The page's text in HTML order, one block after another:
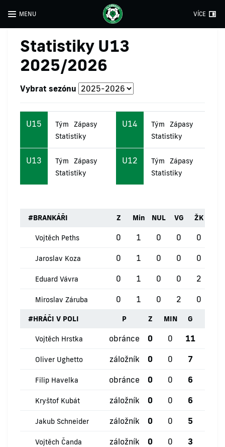
MENU VÍCE
Statistiky U13
2025/2026
Vybrat sezónu
U15 Tým
Zápasy
Statistiky
U14 Tým
Zápasy
Statistiky
U13 Tým
Zápasy
Statistiky
U12 Tým
Zápasy
Statistiky
#BRANKÁŘI Z Min NUL VG ŽK
Vojtěch Peths 0 1 0 0 0
Jaroslav Koza 0 1 0 0 0
Eduard Vávra 0 1 0 0 2
Miroslav Záruba 0 1 0 2 0
#HRÁČI V POLI P Z MIN G
Vojtěch Hrstka obránce 0 0 11
Oliver Ughetto záložník 0 0 7
Filip Havelka obránce 0 0 6
Kryštof Kubát záložník 0 0 6
Jakub Schneider záložník 0 0 5
Vojtěch Čanda záložník 0 0 3